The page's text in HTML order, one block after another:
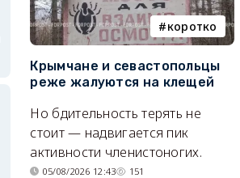
коротко
Крымчане и севастопольцы
реже жалуются на клещей
Но бдительность терять не
стоит — надвигается пик
активности членистоногих.
05/08/2026 12:43 151